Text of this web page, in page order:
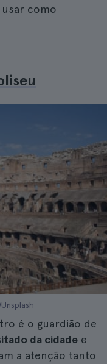
como
é o guardião de
da cidade e
a atenção tanto